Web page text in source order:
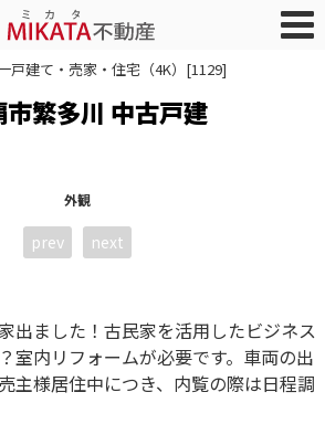
戸建て・売家・住宅（4K）[1129]
市繁多川 中古戸建
外観
prev next
出ました！古民家を活用したビジネス
室内リフォームが必要です。車両の出
主様居住中につき、内覧の際は日程調